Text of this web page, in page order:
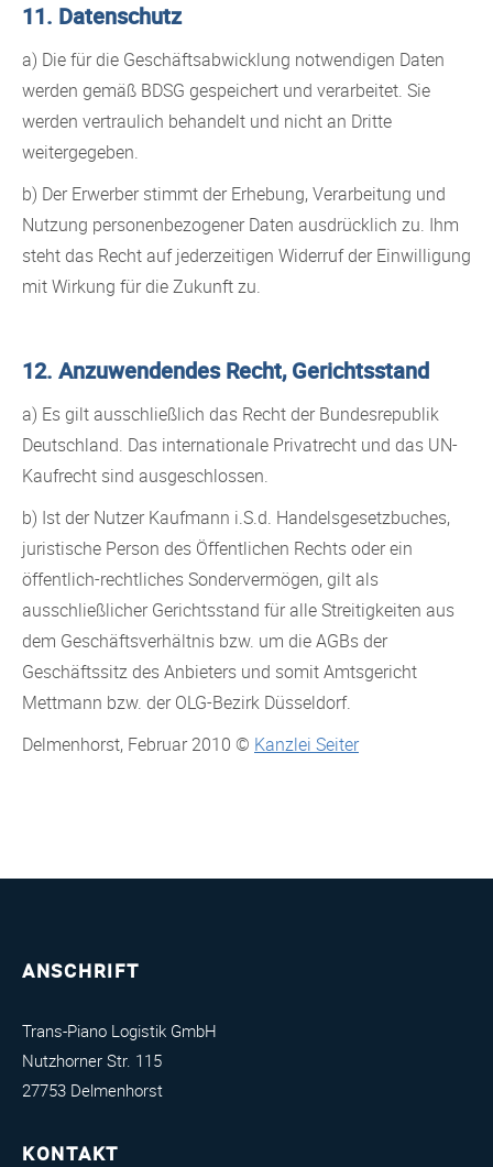
11. Datenschutz
a) Die für die Geschäftsabwicklung notwendigen Daten
werden gemäß BDSG gespeichert und verarbeitet. Sie
werden vertraulich behandelt und nicht an Dritte
weitergegeben.
b) Der Erwerber stimmt der Erhebung, Verarbeitung und
Nutzung personenbezogener Daten ausdrücklich zu. Ihm
steht das Recht auf jederzeitigen Widerruf der Einwilligung
mit Wirkung für die Zukunft zu.
12. Anzuwendendes Recht, Gerichtsstand
a) Es gilt ausschließlich das Recht der Bundesrepublik
Deutschland. Das internationale Privatrecht und das UN-
Kaufrecht sind ausgeschlossen.
b) Ist der Nutzer Kaufmann i.S.d. Handelsgesetzbuches,
juristische Person des Öffentlichen Rechts oder ein
öffentlich-rechtliches Sondervermögen, gilt als
ausschließlicher Gerichtsstand für alle Streitigkeiten aus
dem Geschäftsverhältnis bzw. um die AGBs der
Geschäftssitz des Anbieters und somit Amtsgericht
Mettmann bzw. der OLG-Bezirk Düsseldorf.
Delmenhorst, Februar 2010 © Kanzlei Seiter
ANSCHRIFT
Trans-Piano Logistik GmbH
Nutzhorner Str. 115
27753 Delmenhorst
KONTAKT